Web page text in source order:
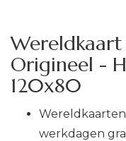
Origineel -
120x80
werkdagen